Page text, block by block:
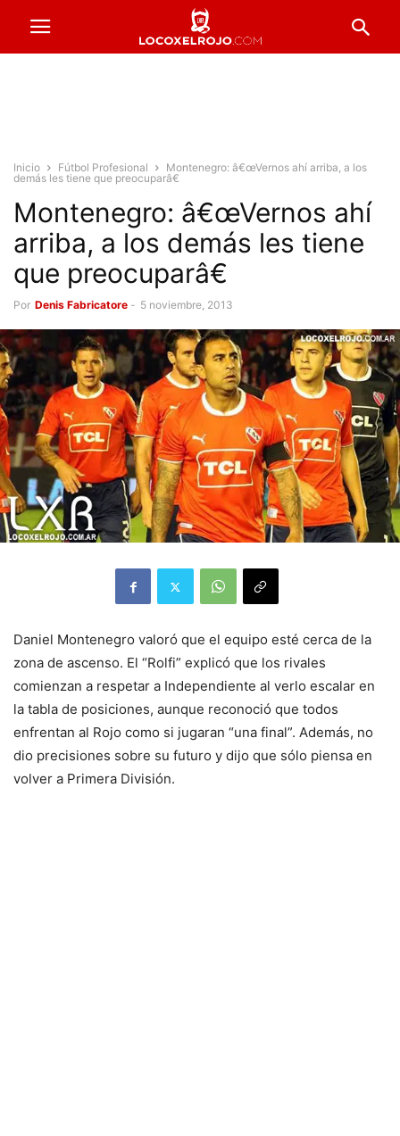
Inicio Fútbol Profesional
Montenegro: â€œVernos ahí arriba, a los
demás les tiene que preocuparâ€
Montenegro: â€œVernos ahí
arriba, a los demás les tiene
que preocuparâ€
Por Denis Fabricatore - 5 noviembre, 2013
Daniel Montenegro valoró que el equipo esté cerca de la
zona de ascenso. El “Rolfi” explicó que los rivales
comienzan a respetar a Independiente al verlo escalar en
la tabla de posiciones, aunque reconoció que todos
enfrentan al Rojo como si jugaran “una final”. Además, no
dio precisiones sobre su futuro y dijo que sólo piensa en
volver a Primera División.